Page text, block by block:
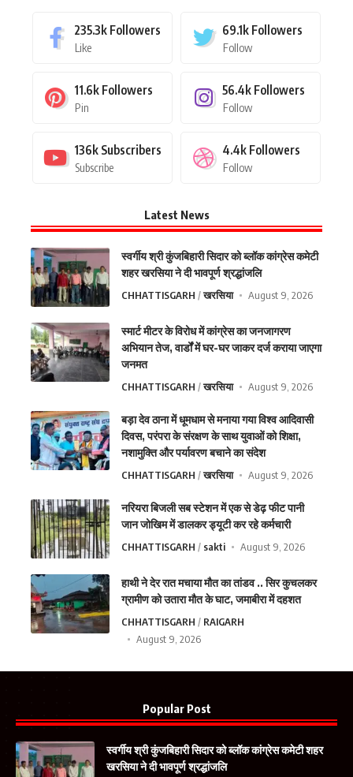
235.3k Followers
Like
69.1k Followers
Follow
11.6k Followers
Pin
56.4k Followers
Follow
136k Subscribers
Subscribe
4.4k Followers
Follow
Latest News
स्वर्गीय श्री कुंजबिहारी सिदार को ब्लॉक कांग्रेस कमेटी
शहर खरसिया ने दी भावपूर्ण श्रद्धांजलि
CHHATTISGARH खरसिया August 9, 2026
स्मार्ट मीटर के विरोध में कांग्रेस का जनजागरण
अभियान तेज, वार्डों में घर-घर जाकर दर्ज कराया जाएगा
जनमत
CHHATTISGARH खरसिया August 9, 2026
बड़ा देव ठाना में धूमधाम से मनाया गया विश्व आदिवासी
दिवस, परंपरा के संरक्षण के साथ युवाओं को शिक्षा,
नशामुक्ति और पर्यावरण बचाने का संदेश
CHHATTISGARH खरसिया August 9, 2026
नरियरा बिजली सब स्टेशन में एक से डेढ़ फीट पानी
जान जोखिम में डालकर ड्यूटी कर रहे कर्मचारी
CHHATTISGARH sakti August 9, 2026
हाथी ने देर रात मचाया मौत का तांडव .. सिर कुचलकर
ग्रामीण को उतारा मौत के घाट, जमाबीरा में दहशत
CHHATTISGARH
RAIGARH
August 9, 2026
Popular Post
स्वर्गीय श्री कुंजबिहारी सिदार को ब्लॉक कांग्रेस कमेटी शहर
खरसिया ने दी भावपूर्ण श्रद्धांजलि